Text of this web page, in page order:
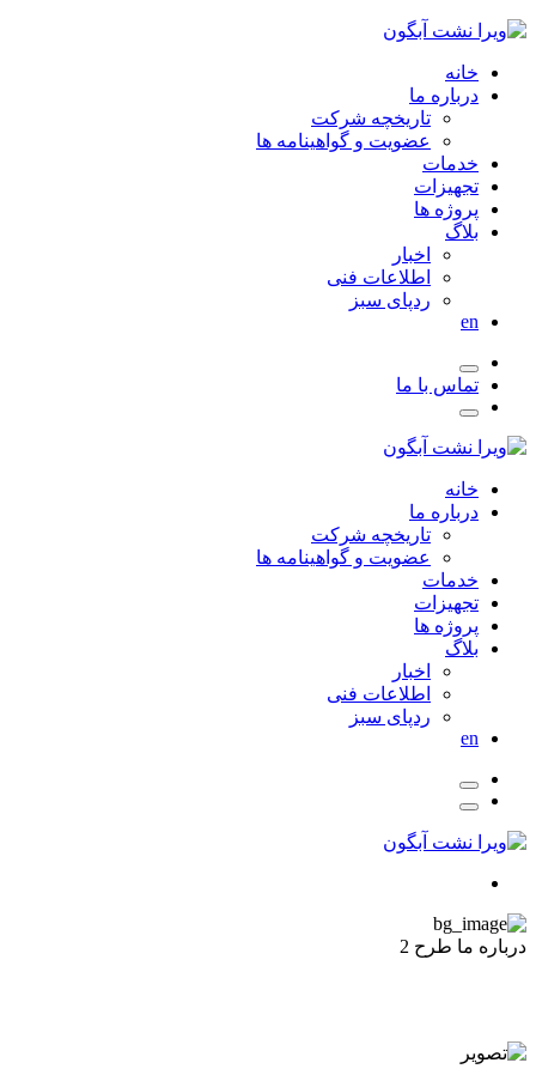
خانه
درباره ما
تاریخچه شرکت
عضویت و گواهینامه ها
خدمات
تجهیزات
پروژه ها
بلاگ
اخبار
اطلاعات فنی
ردپای سبز
en
تماس با ما
خانه
درباره ما
تاریخچه شرکت
عضویت و گواهینامه ها
خدمات
تجهیزات
پروژه ها
بلاگ
اخبار
اطلاعات فنی
ردپای سبز
en
درباره ما طرح 2